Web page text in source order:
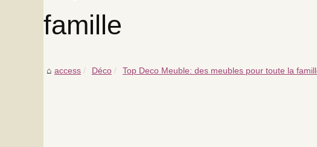
famille
access Déco Top Deco Meuble: des meubles pour toute la